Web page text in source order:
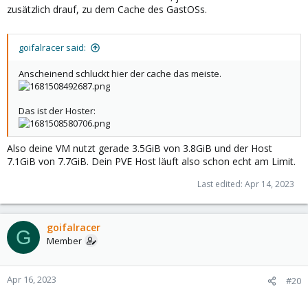
zusätzlich drauf, zu dem Cache des GastOSs.
goifalracer said:
Anscheinend schluckt hier der cache das meiste.
Das ist der Hoster:
Also deine VM nutzt gerade 3.5GiB von 3.8GiB und der Host
7.1GiB von 7.7GiB. Dein PVE Host läuft also schon echt am Limit.
Last edited: Apr 14, 2023
G goifalracer
Member
Apr 16, 2023 #20